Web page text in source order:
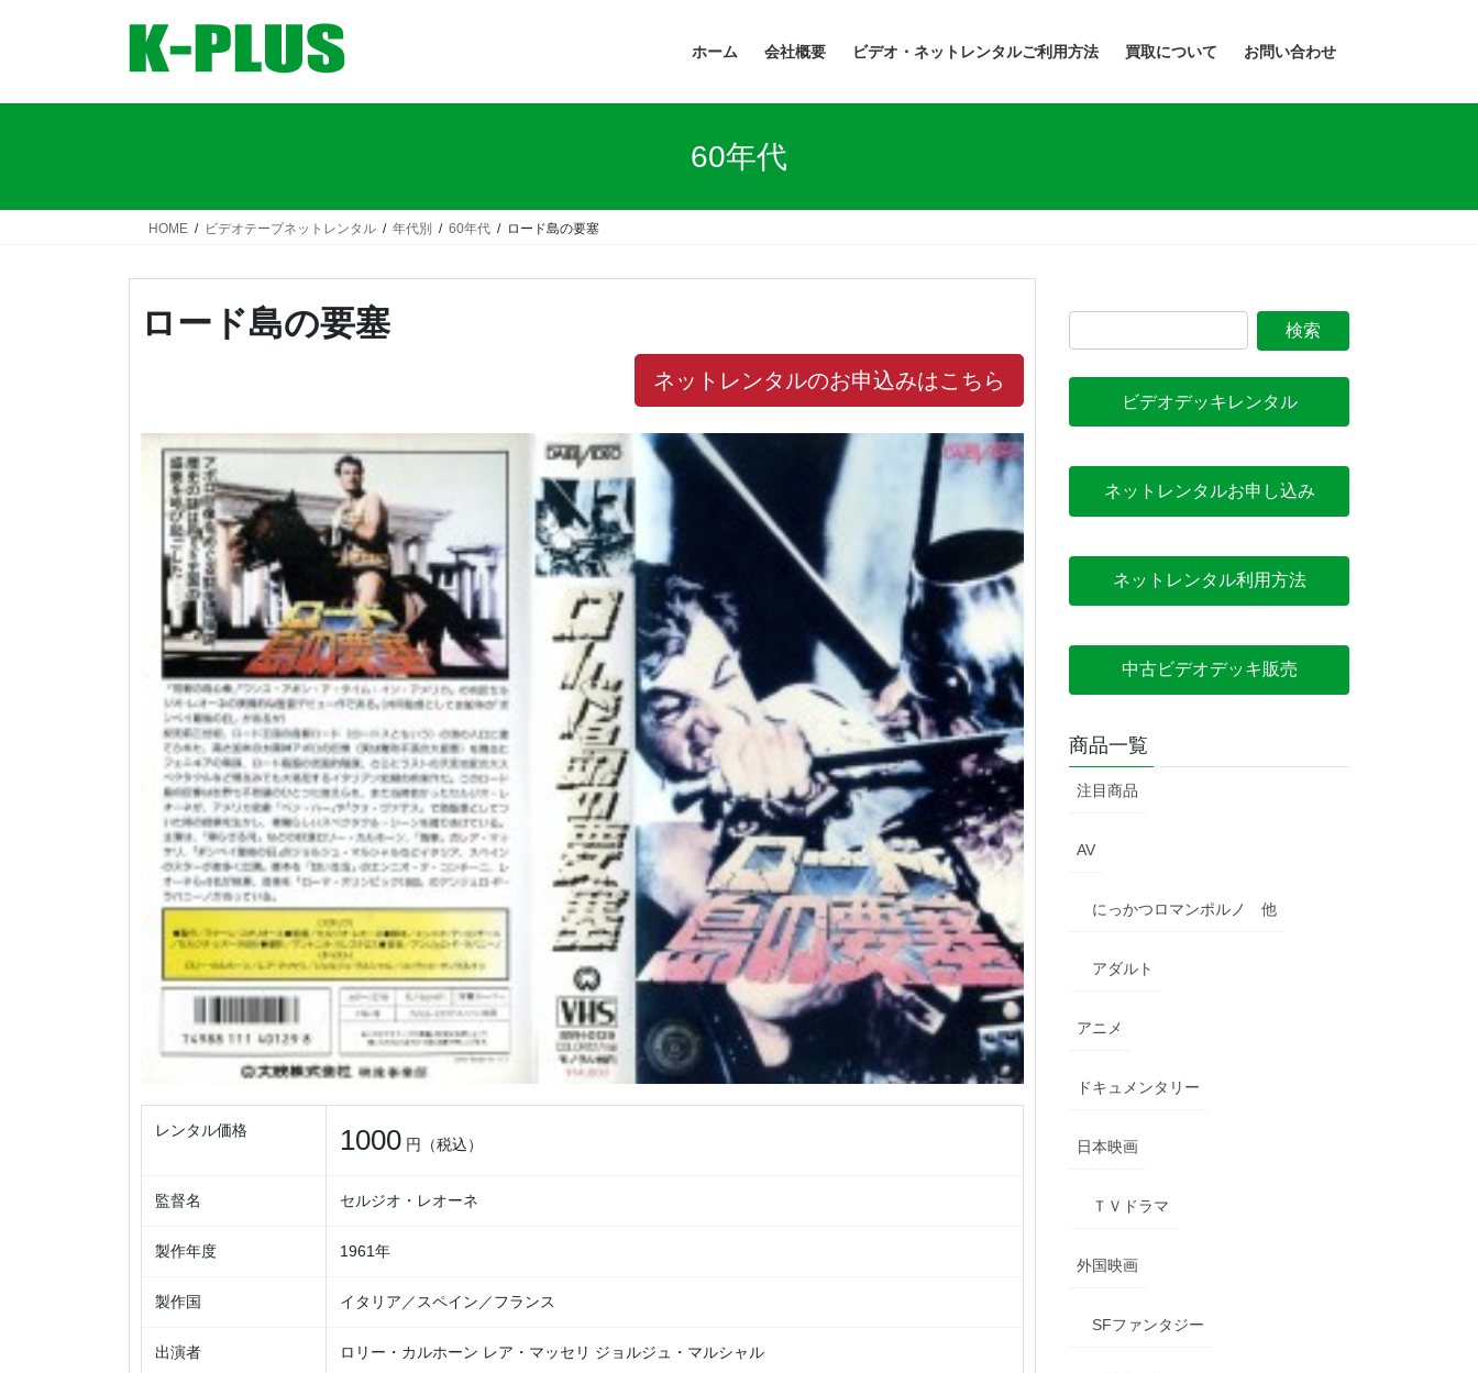
ホーム 会社概要 ビデオ・ネットレンタルご利用方法 買取について お問い合わせ
60年代
HOME ビデオテープネットレンタル 年代別 60年代 ロード島の要塞
ロード島の要塞
ネットレンタルのお申込みはこちら
レンタル価格 1000 円（税込）
監督名 セルジオ・レオーネ
製作年度 1961年
製作国 イタリア／スペイン／フランス
出演者 ロリー・カルホーン レア・マッセリ ジョルジュ・マルシャル
ビデオデッキレンタル
ネットレンタルお申し込み
ネットレンタル利用方法
中古ビデオデッキ販売
商品一覧
注目商品
AV
にっかつロマンポルノ 他
アダルト
アニメ
ドキュメンタリー
日本映画
ＴＶドラマ
外国映画
SFファンタジー